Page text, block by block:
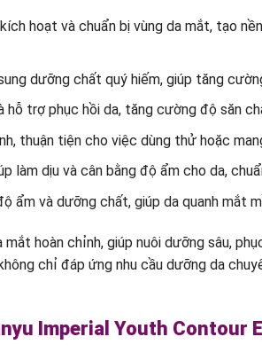
hoạt và chuẩn bị vùng da mắt, tạo
dưỡng chất quý hiếm, giúp tăng
hỗ trợ phục hồi da, tăng cường độ săn
thuận tiện cho việc dùng thử hoặc
làm dịu và cân bằng độ ẩm cho da,
và dưỡng chất, giúp da quanh mắt
hoàn chỉnh, giúp nuôi dưỡng sâu,
chỉ đáp ứng nhu cầu dưỡng da
Imperial Youth Contour